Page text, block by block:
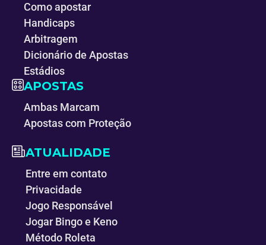
Como apostar
Handicaps
Arbitragem
Dicionário de Apostas
Estádios
APOSTAS
Ambas Marcam
Apostas com Proteção
ATUALIDADE
Entre em contato
Privacidade
Jogo Responsável
Jogar Bingo e Keno
Método Roleta